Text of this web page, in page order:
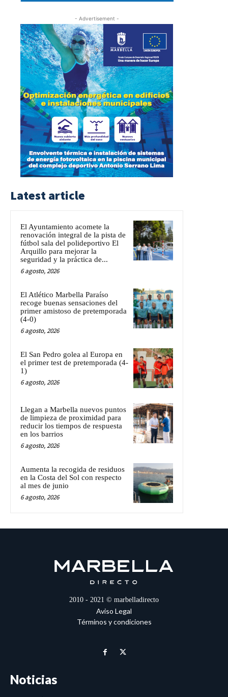
- Advertisement -
Latest article
El Ayuntamiento acomete la
renovación integral de la pista de
fútbol sala del polideportivo El
Arquillo para mejorar la
seguridad y la práctica de...
6 agosto, 2026
El Atlético Marbella Paraíso
recoge buenas sensaciones del
primer amistoso de pretemporada
(4-0)
6 agosto, 2026
El San Pedro golea al Europa en
el primer test de pretemporada (4-
1)
6 agosto, 2026
Llegan a Marbella nuevos puntos
de limpieza de proximidad para
reducir los tiempos de respuesta
en los barrios
6 agosto, 2026
Aumenta la recogida de residuos
en la Costa del Sol con respecto
al mes de junio
6 agosto, 2026
2010 - 2021 © marbelladirecto
Aviso Legal
Términos y condiciones
Noticias